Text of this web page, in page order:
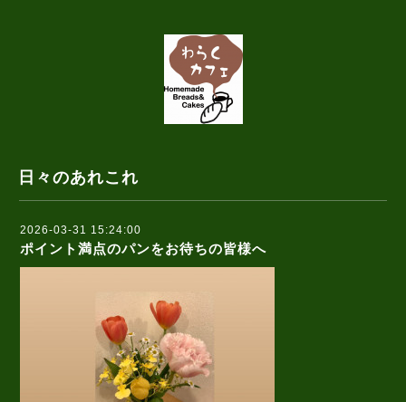
日々のあれこれ
2026-03-31 15:24:00
ポイント満点のパンをお待ちの皆様へ